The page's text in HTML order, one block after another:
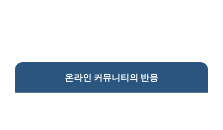
온라인 커뮤니티의 반응